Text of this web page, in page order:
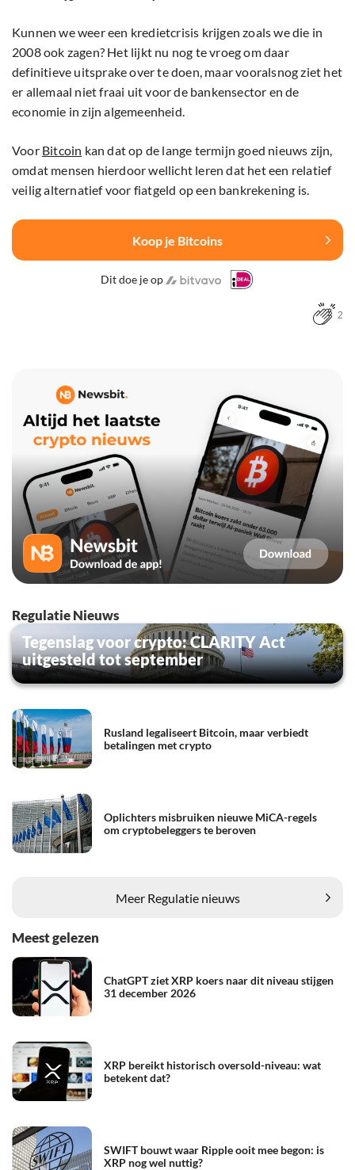
Kunnen we weer een kredietcrisis krijgen zoals we die in
2008 ook zagen? Het lijkt nu nog te vroeg om daar
definitieve uitsprake over te doen, maar vooralsnog ziet het
er allemaal niet fraai uit voor de bankensector en de
economie in zijn algemeenheid.
Voor Bitcoin kan dat op de lange termijn goed nieuws zijn,
omdat mensen hierdoor wellicht leren dat het een relatief
veilig alternatief voor fiatgeld op een bankrekening is.
Koop je Bitcoins
Dit doe je op
2
Regulatie Nieuws
Tegenslag voor crypto: CLARITY Act
uitgesteld tot september
Rusland legaliseert Bitcoin, maar verbiedt
betalingen met crypto
Oplichters misbruiken nieuwe MiCA-regels
om cryptobeleggers te beroven
Meer Regulatie nieuws
Meest gelezen
ChatGPT ziet XRP koers naar dit niveau stijgen
31 december 2026
XRP bereikt historisch oversold-niveau: wat
betekent dat?
SWIFT bouwt waar Ripple ooit mee begon: is
XRP nog wel nuttig?